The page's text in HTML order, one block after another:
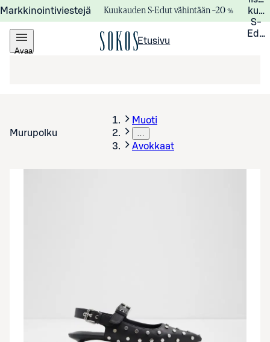
Markkinointiviestejä Kuukauden S-Edut vähintään –20 %
S-
Avaa
Etusivu
Murupolku
Muoti
…
Avokkaat